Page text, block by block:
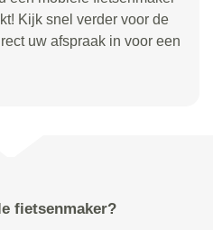
Kijk snel verder voor de
uw afspraak in voor een
fietsenmaker?